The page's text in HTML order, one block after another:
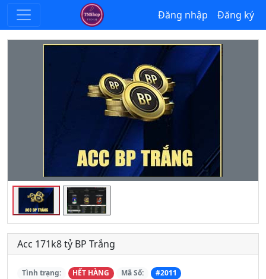
Đăng nhập Đăng ký
Acc 171k8 tỷ BP Trắng
Tình trạng: HẾT HÀNG Mã Số: #2011